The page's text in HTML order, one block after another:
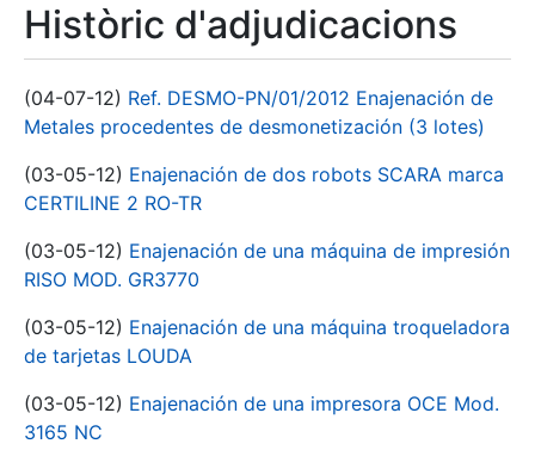
Històric d'adjudicacions
(04-07-12) Ref. DESMO-PN/01/2012 Enajenación de
Metales procedentes de desmonetización (3 lotes)
(03-05-12) Enajenación de dos robots SCARA marca
CERTILINE 2 RO-TR
(03-05-12) Enajenación de una máquina de impresión
RISO MOD. GR3770
(03-05-12) Enajenación de una máquina troqueladora
de tarjetas LOUDA
(03-05-12) Enajenación de una impresora OCE Mod.
3165 NC